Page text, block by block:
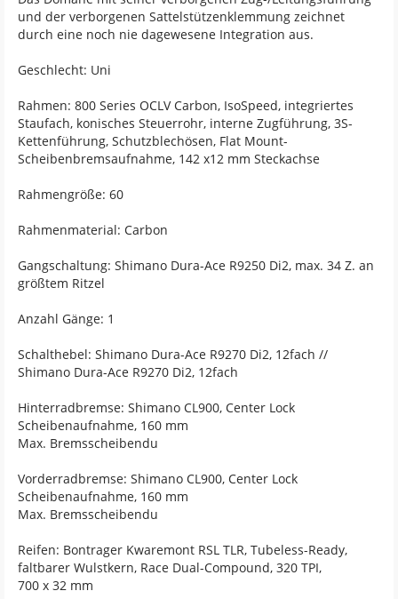
und der verborgenen Sattelstützenklemmung zeichnet
durch eine noch nie dagewesene Integration aus.
Geschlecht: Uni
Rahmen: 800 Series OCLV Carbon, IsoSpeed, integriertes
Staufach, konisches Steuerrohr, interne Zugführung, 3S-
Kettenführung, Schutzblechösen, Flat Mount-
Scheibenbremsaufnahme, 142 x12 mm Steckachse
Rahmengröße: 60
Rahmenmaterial: Carbon
Gangschaltung: Shimano Dura-Ace R9250 Di2, max. 34 Z. an
größtem Ritzel
Anzahl Gänge: 1
Schalthebel: Shimano Dura-Ace R9270 Di2, 12fach //
Shimano Dura-Ace R9270 Di2, 12fach
Hinterradbremse: Shimano CL900, Center Lock
Scheibenaufnahme, 160 mm
Max. Bremsscheibendu
Vorderradbremse: Shimano CL900, Center Lock
Scheibenaufnahme, 160 mm
Max. Bremsscheibendu
Reifen: Bontrager Kwaremont RSL TLR, Tubeless-Ready,
faltbarer Wulstkern, Race Dual-Compound, 320 TPI,
700 x 32 mm